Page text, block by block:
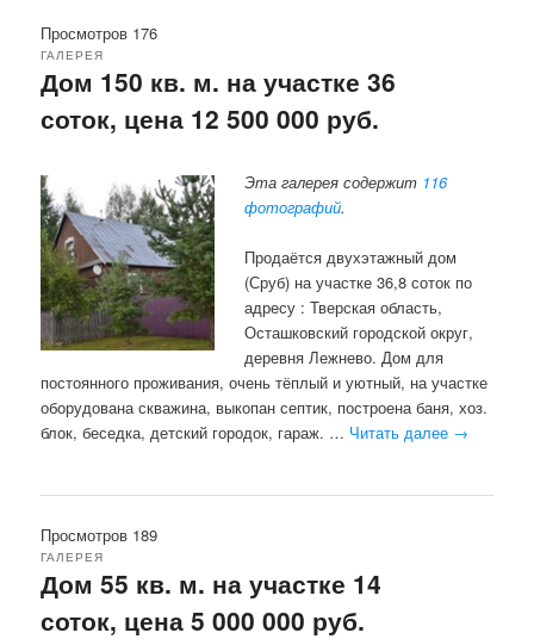
Просмотров 176
Дом 150 кв. м. на участке 36
соток, цена 12 500 000 руб.
ГАЛЕРЕЯ
Эта галерея содержит 116
фотографий.
Продаётся двухэтажный дом
(Сруб) на участке 36,8 соток по
адресу : Тверская область,
Осташковский городской округ,
деревня Лежнево. Дом для
постоянного проживания, очень тёплый и уютный, на участке
оборудована скважина, выкопан септик, построена баня, хоз.
блок, беседка, детский городок, гараж. … Читать далее →
Просмотров 189
Дом 55 кв. м. на участке 14
соток, цена 5 000 000 руб.
ГАЛЕРЕЯ